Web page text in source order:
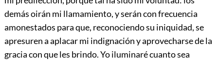
demás oirán mi llamamiento, y serán con frecuencia
amonestados para que, reconociendo su iniquidad, se
apresuren a aplacar mi indignación y aprovecharse de la
gracia con que les brindo. Yo iluminaré cuanto sea